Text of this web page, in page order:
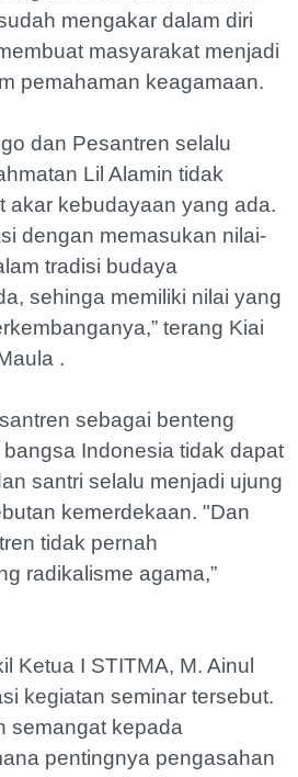
mengakar dalam diri
masyarakat menjadi
pemahaman keagamaan.
dan Pesantren selalu
Lil Alamin tidak
akar kebudayaan yang ada.
dengan memasukan nilai-
tradisi budaya
sehinga memiliki nilai yang
terang Kiai
.
sebagai benteng
Indonesia tidak dapat
santri selalu menjadi ujung
kemerdekaan. "Dan
tidak pernah
radikalisme agama,”
Ketua I STITMA, M. Ainul
kegiatan seminar tersebut.
semangat kepada
pentingnya pengasahan